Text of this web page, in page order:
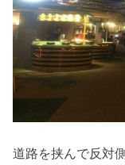
道路を挟んで反対